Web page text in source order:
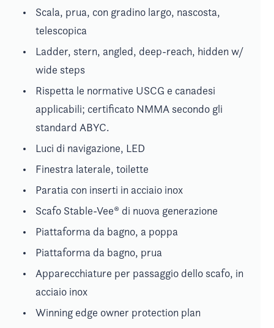
Scala, prua, con gradino largo, nascosta,
telescopica
Ladder, stern, angled, deep-reach, hidden w/
wide steps
Rispetta le normative USCG e canadesi
applicabili; certificato NMMA secondo gli
standard ABYC.
Luci di navigazione, LED
Finestra laterale, toilette
Paratia con inserti in acciaio inox
Scafo Stable-Vee® di nuova generazione
Piattaforma da bagno, a poppa
Piattaforma da bagno, prua
Apparecchiature per passaggio dello scafo, in
acciaio inox
Winning edge owner protection plan